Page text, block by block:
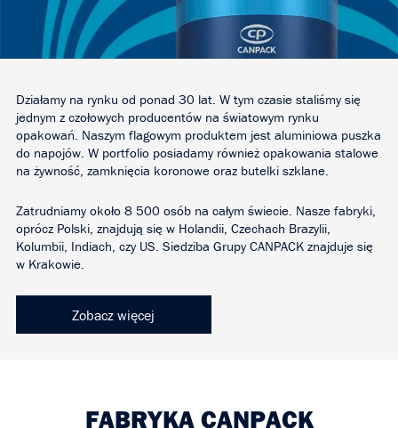
Działamy na rynku od ponad 30 lat. W tym czasie staliśmy się
jednym z czołowych producentów na światowym rynku
opakowań. Naszym flagowym produktem jest aluminiowa puszka
do napojów. W portfolio posiadamy również opakowania stalowe
na żywność, zamknięcia koronowe oraz butelki szklane.
Zatrudniamy około 8 500 osób na całym świecie. Nasze fabryki,
oprócz Polski, znajdują się w Holandii, Czechach Brazylii,
Kolumbii, Indiach, czy US. Siedziba Grupy CANPACK znajduje się
w Krakowie.
Zobacz więcej
FABRYKA CANPACK